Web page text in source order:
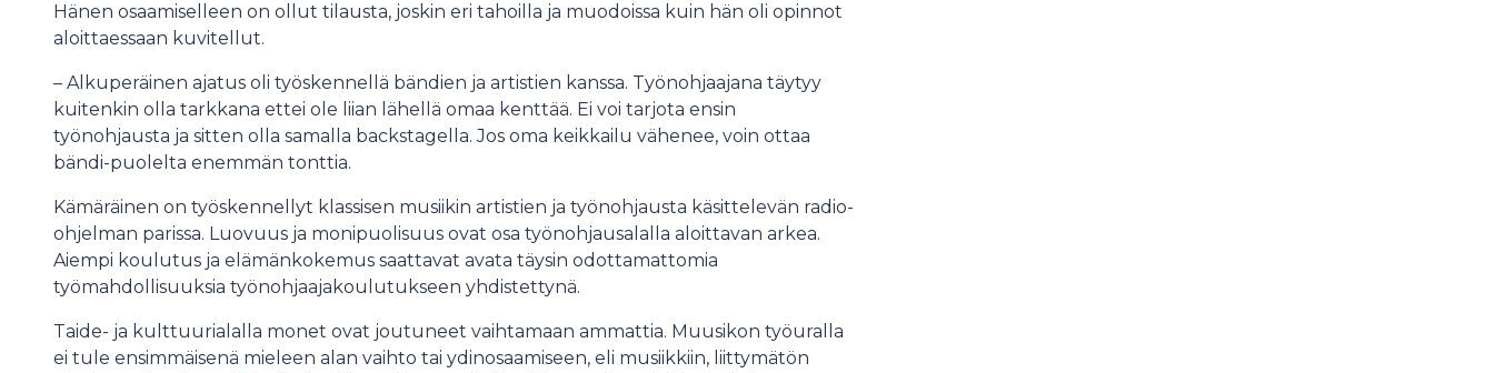
Hänen osaamiselleen on ollut tilausta, joskin eri tahoilla ja muodoissa kuin hän oli opinnot
aloittaessaan kuvitellut.
– Alkuperäinen ajatus oli työskennellä bändien ja artistien kanssa. Työnohjaajana täytyy
kuitenkin olla tarkkana ettei ole liian lähellä omaa kenttää. Ei voi tarjota ensin
työnohjausta ja sitten olla samalla backstagella. Jos oma keikkailu vähenee, voin ottaa
bändi-puolelta enemmän tonttia.
Kämäräinen on työskennellyt klassisen musiikin artistien ja työnohjausta käsittelevän radio-
ohjelman parissa. Luovuus ja monipuolisuus ovat osa työnohjausalalla aloittavan arkea.
Aiempi koulutus ja elämänkokemus saattavat avata täysin odottamattomia
työmahdollisuuksia työnohjaajakoulutukseen yhdistettynä.
Taide- ja kulttuurialalla monet ovat joutuneet vaihtamaan ammattia. Muusikon työuralla
ei tule ensimmäisenä mieleen alan vaihto tai ydinosaamiseen, eli musiikkiin, liittymätön